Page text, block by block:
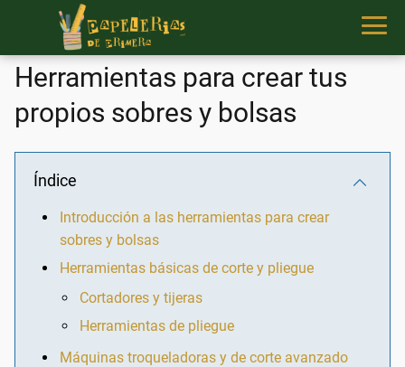
Herramientas para crear tus
propios sobres y bolsas
Índice
Introducción a las herramientas para crear
sobres y bolsas
Herramientas básicas de corte y pliegue
Cortadores y tijeras
Herramientas de pliegue
Máquinas troqueladoras y de corte avanzado